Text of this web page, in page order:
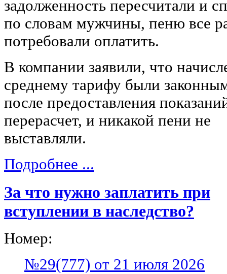
задолженность пересчитали и
по словам мужчины, пеню все
потребовали оплатить.
В компании заявили, что
среднему тарифу были
после предоставления
перерасчет, и никакой пени не
выставляли.
Подробнее ...
За что нужно заплатить при
вступлении в наследство?
Номер:
№29(777) от 21 июля 2026